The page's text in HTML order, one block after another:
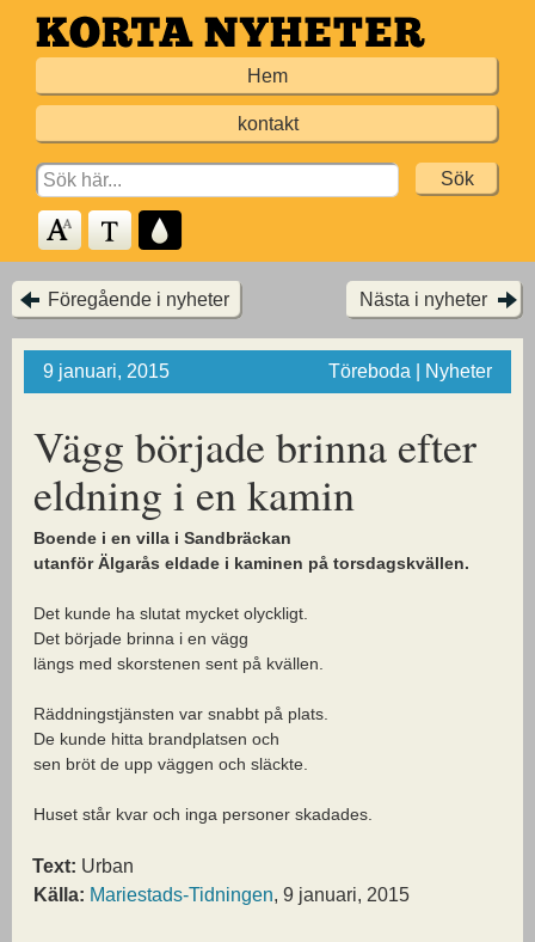
Hoppa
till
Hem
kontakt
Search
for:
Föregående i nyheter Nästa i nyheter
9 januari, 2015 Töreboda | Nyheter
Vägg började brinna efter
eldning i en kamin
Boende i en villa i Sandbräckan
utanför Älgarås eldade i kaminen på torsdagskvällen.
Det kunde ha slutat mycket olyckligt.
Det började brinna i en vägg
längs med skorstenen sent på kvällen.
Räddningstjänsten var snabbt på plats.
De kunde hitta brandplatsen och
sen bröt de upp väggen och släckte.
Huset står kvar och inga personer skadades.
Text: Urban
Källa: Mariestads-Tidningen, 9 januari, 2015